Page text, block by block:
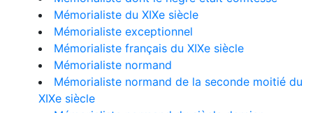
Mémorialiste du XIXe siècle
Mémorialiste exceptionnel
Mémorialiste français du XIXe siècle
Mémorialiste normand
Mémorialiste normand de la seconde moitié du
XIXe siècle